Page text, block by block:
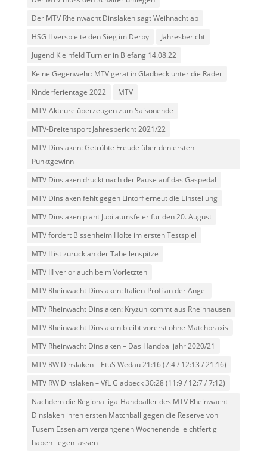
Der MTV Rheinwacht Dinslaken sagt Weihnacht ab
HSG II verspielte den Sieg im Derby
Jahresbericht
Jugend Kleinfeld Turnier in Biefang 14.08.22
Keine Gegenwehr: MTV gerät in Gladbeck unter die Räder
Kinderferientage 2022
MTV
MTV-Akteure überzeugen zum Saisonende
MTV-Breitensport Jahresbericht 2021/22
MTV Dinslaken: Getrübte Freude über den ersten
Punktgewinn
MTV Dinslaken drückt nach der Pause auf das Gaspedal
MTV Dinslaken fehlt gegen Lintorf erneut die Einstellung
MTV Dinslaken plant Jubiläumsfeier für den 20. August
MTV fordert Bissenheim Holte im ersten Testspiel
MTV II ist zurück an der Tabellenspitze
MTV III verlor auch beim Vorletzten
MTV Rheinwacht Dinslaken: Italien-Profi an der Angel
MTV Rheinwacht Dinslaken: Kryzun kommt aus Rheinhausen
MTV Rheinwacht Dinslaken bleibt vorerst ohne Matchpraxis
MTV Rheinwacht Dinslaken – Das Handballjahr 2020/21
MTV RW Dinslaken – EtuS Wedau 21:16 (7:4 / 12:13 / 21:16)
MTV RW Dinslaken – VfL Gladbeck 30:28 (11:9 / 12:7 / 7:12)
Nachdem die Regionalliga-Handballer des MTV Rheinwacht
Dinslaken ihren ersten Matchball gegen die Reserve von
Tusem Essen am vergangenen Wochenende leichtfertig
haben liegen lassen